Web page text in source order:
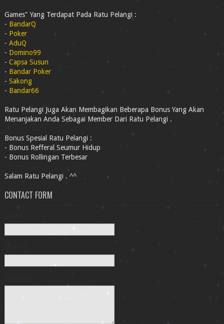
Games" Yang Terdapat Pada Ratu Pelangi :
- BandarQ
- Poker
- AduQ
- Domino99
- Capsa Susun
- Bandar Poker
- Sakong
- Bandar66
Ratu Pelangi Juga Akan Membagikan Beberapa Bonus Yang Akan
Menanjakan Anda Sebagai Member Dari Ratu Pelangi .
Bonus Spesial Ratu Pelangi :
- Bonus Refferal Seumur Hidup
- Bonus Rollingan Terbesar
Salam Ratu Pelangi . ^^
CONTACT FORM
Name
Message